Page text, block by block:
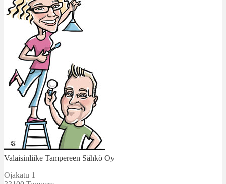
Valaisinliike Tampereen Sähkö Oy
Ojakatu 1